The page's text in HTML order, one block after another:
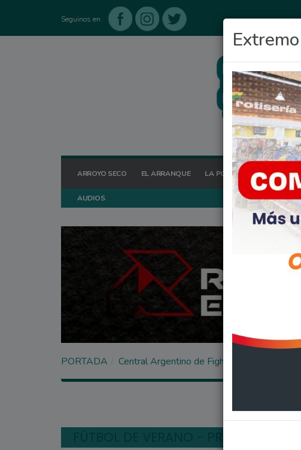
Seguinos en
ARROYO SECO EL ARRANQUE LA POSTA HOY OCIO
AUDIOS
PORTADA Central Argentino de Fighiera, organiza un